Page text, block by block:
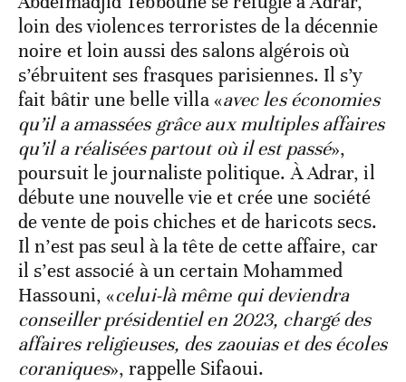
loin des violences terroristes de la décennie
noire et loin aussi des salons algérois où
s’ébruitent ses frasques parisiennes. Il s’y
fait bâtir une belle villa «avec les économies
qu’il a amassées grâce aux multiples affaires
qu’il a réalisées partout où il est passé»,
poursuit le journaliste politique. À Adrar, il
débute une nouvelle vie et crée une société
de vente de pois chiches et de haricots secs.
Il n’est pas seul à la tête de cette affaire, car
il s’est associé à un certain Mohammed
Hassouni, «celui-là même qui deviendra
conseiller présidentiel en 2023, chargé des
affaires religieuses, des zaouias et des écoles
coraniques», rappelle Sifaoui.